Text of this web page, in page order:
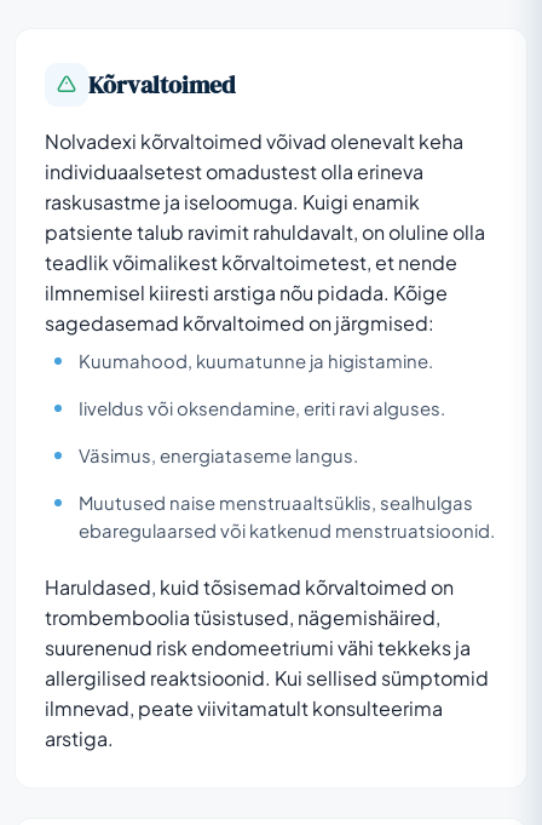
Kõrvaltoimed
Nolvadexi kõrvaltoimed võivad olenevalt keha
individuaalsetest omadustest olla erineva
raskusastme ja iseloomuga. Kuigi enamik
patsiente talub ravimit rahuldavalt, on oluline olla
teadlik võimalikest kõrvaltoimetest, et nende
ilmnemisel kiiresti arstiga nõu pidada. Kõige
sagedasemad kõrvaltoimed on järgmised:
Kuumahood, kuumatunne ja higistamine.
Iiveldus või oksendamine, eriti ravi alguses.
Väsimus, energiataseme langus.
Muutused naise menstruaaltsüklis, sealhulgas
ebaregulaarsed või katkenud menstruatsioonid.
Haruldased, kuid tõsisemad kõrvaltoimed on
trombemboolia tüsistused, nägemishäired,
suurenenud risk endomeetriumi vähi tekkeks ja
allergilised reaktsioonid. Kui sellised sümptomid
ilmnevad, peate viivitamatult konsulteerima
arstiga.